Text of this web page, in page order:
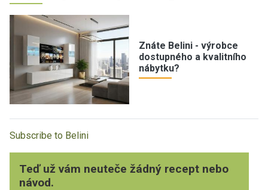
Znáte Belini - výrobce
dostupného a kvalitního
nábytku?
Subscribe to Belini
Teď už vám neuteče žádný recept nebo
návod.